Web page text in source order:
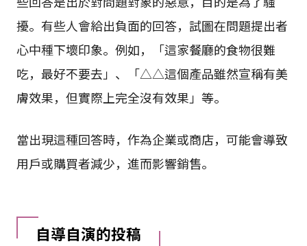
說八道的回答。除了惡作劇和消磨時間外，還有一
些回答是出於對問題對象的惡意，目的是為了騷
擾。有些人會給出負面的回答，試圖在問題提出者
心中種下壞印象。例如，「這家餐廳的食物很難
吃，最好不要去」、「△△這個產品雖然宣稱有美
膚效果，但實際上完全沒有效果」等。
當出現這種回答時，作為企業或商店，可能會導致